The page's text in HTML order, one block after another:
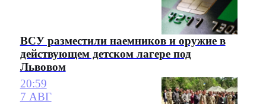
ВСУ разместили наемников и оружие в
действующем детском лагере под
Львовом
20:59
7 АВГ